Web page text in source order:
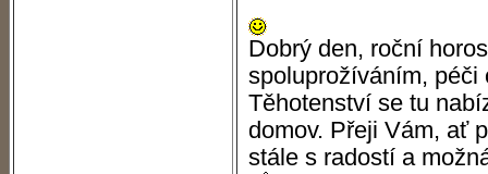
Dobrý den, roční
spoluprožíváním, péči
Těhotenství se tu
domov. Přeji Vám, ať
stále s radostí a